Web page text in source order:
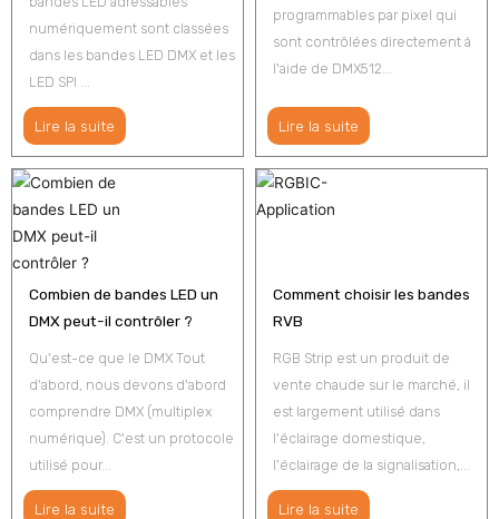
numériquement sont classées
dans les bandes LED DMX et les
LED SPI ...
Lire la suite
programmables par pixel qui
sont contrôlées directement à
l'aide de DMX512...
Lire la suite
Combien de bandes LED un
DMX peut-il contrôler ?
Qu'est-ce que le DMX Tout
d'abord, nous devons d'abord
comprendre DMX (multiplex
numérique). C'est un protocole
utilisé pour...
Lire la suite
Comment choisir les bandes
RVB
RGB Strip est un produit de
vente chaude sur le marché, il
est largement utilisé dans
l'éclairage domestique,
l'éclairage de la signalisation,...
Lire la suite